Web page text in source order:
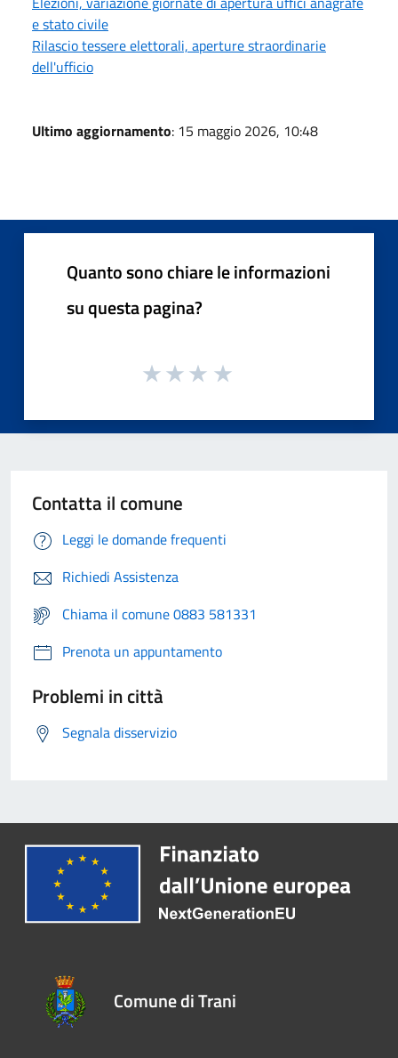
e stato civile
Rilascio tessere elettorali, aperture straordinarie
dell'ufficio
Ultimo aggiornamento: 15 maggio 2026, 10:48
Quanto sono chiare le informazioni
su questa pagina?
Contatta il comune
Leggi le domande frequenti
Richiedi Assistenza
Chiama il comune 0883 581331
Prenota un appuntamento
Problemi in città
Segnala disservizio
Comune di Trani